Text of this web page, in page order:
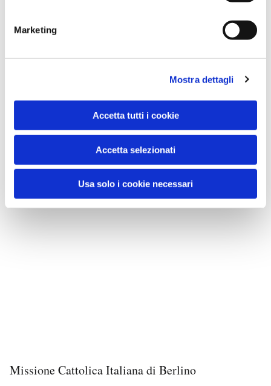
Marketing
Mostra dettagli
Accetta tutti i cookie
Accetta selezionati
Usa solo i cookie necessari
Missione Cattolica Italiana di Berlino